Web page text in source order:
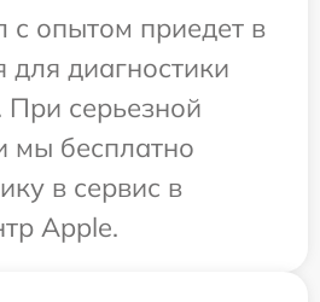
с опытом приедет в
для диагностики
При серьезной
мы бесплатно
в сервис в
Apple.